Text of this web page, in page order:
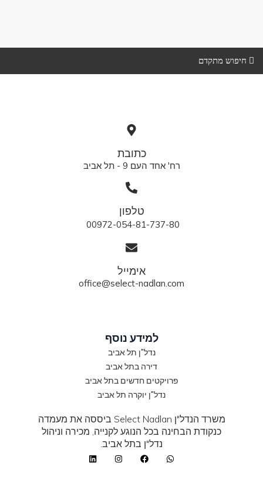
חיפוש מתקדם
כתובת
רח' אחד העם 9 - תל אביב
טלפון
00972-054-81-737-80
אימייל
office@select-nadlan.com
למידע נוסף
נדל"ן תל אביב
דירה בתל אביב
פרויקטים חדשים בתל אביב
נדל"ן יוקרה תל אביב
משרד הנדל"ן Select Nadlan ביססה את מעמדה
כנקודת הבחינה בכל הנוגע לקנייה, מכירה וניהול
נדל"ן בתל אביב.